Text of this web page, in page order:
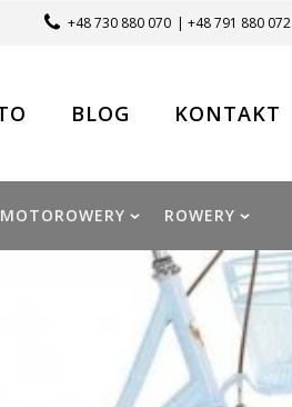
+48 730 880 070 | +48 791 880 072
BLOG KONTAKT
MOTOROWERY ROWERY